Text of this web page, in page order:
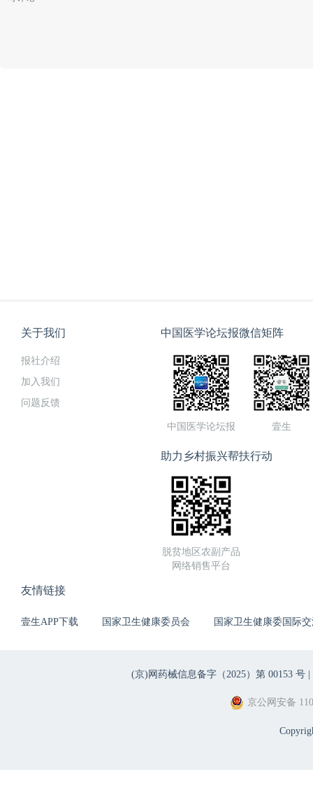
关于我们
报社介绍
加入我们
问题反馈
中国医学论坛报微信矩阵
中国医学论坛报 壹生
助力乡村振兴帮扶行动
脱贫地区农副产品
网络销售平台
友情链接
壹生APP下载 国家卫生健康委员会 国家卫生健康委国际
(京)网药械信息备字（2025）第 00153 号 |
京公网安备